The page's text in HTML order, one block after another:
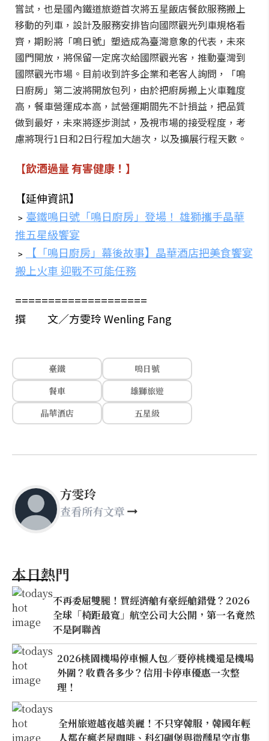
嘗試，也是國內鐵道旅遊首次將五星飯店餐飲服務搬上
移動的列車，設計及服務安排皆向國際觀光列車規格看
齊，期盼將「鳴日號」塑造成為臺灣意象的代表，未來
國門開放，將保留一定席次給國際觀光客，推動臺灣到
國際觀光市場。目前收到許多企業和老客人詢問，「鳴
日廚房」第二波將開放包列，由於把廚房搬上火車難度
高，餐車營運成本高，試營運期間先不計損益，把品質
做到最好，未來將逐步測試，及視市場的接受程度，考
慮將現行1日和2日行程加大趟次，以及擴展行程天數。
【飲酒過量 有害健康！】
【延伸資訊】
﹥ 臺鐵鳴日號「鳴日廚房」登場！ 雄獅攜手晶華
推五星級饗宴
﹥
【「鳴日廚房」幕後故事】晶華酒店把美食饗宴
搬上火車 迎戰不可能任務
====================
撰 文／方雯玲 Wenling Fang
臺鐵
鳴日號
餐車
雄獅旅遊
晶華酒店
五星級
方雯玲
查看所有文章
本日熱門
不再委屈雙腿！買經濟艙有豪經艙錯覺？2026
全球「椅距最寬」航空公司大公開，第一名竟然
不是阿聯酋
2026桃園機場停車懶人包／要停桃機還是機場
外圍？收費各多少？信用卡停車優惠一次整
理！
全州旅遊越夜越美麗！不只穿韓服，韓國年輕
人都在瘋老屋咖啡、科幻碉堡與微醺星空市集